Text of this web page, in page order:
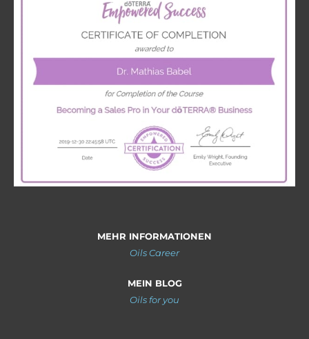
MEHR INFORMATIONEN
Oils Career
MEIN BLOG
Oils for you